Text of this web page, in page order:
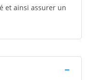
et ainsi assurer un